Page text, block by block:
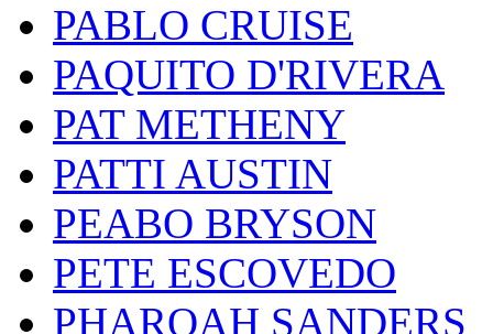
PABLO CRUISE
PAQUITO D'RIVERA
PAT METHENY
PATTI AUSTIN
PEABO BRYSON
PETE ESCOVEDO
PHAROAH SANDERS